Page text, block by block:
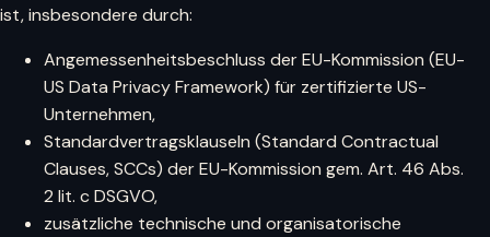
ist, insbesondere durch:
Angemessenheitsbeschluss der EU-Kommission (EU-
US Data Privacy Framework) für zertifizierte US-
Unternehmen,
Standardvertragsklauseln (Standard Contractual
Clauses, SCCs) der EU-Kommission gem. Art. 46 Abs.
2 lit. c DSGVO,
zusätzliche technische und organisatorische